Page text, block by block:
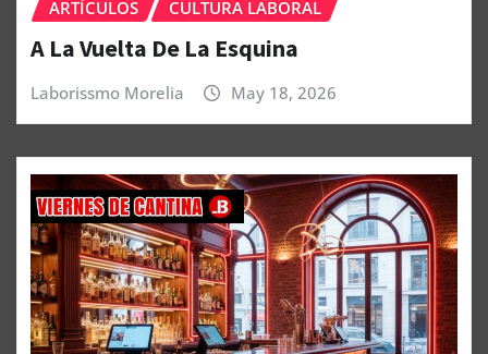
ARTÍCULOS CULTURA LABORAL
A La Vuelta De La Esquina
Laborissmo Morelia May 18, 2026